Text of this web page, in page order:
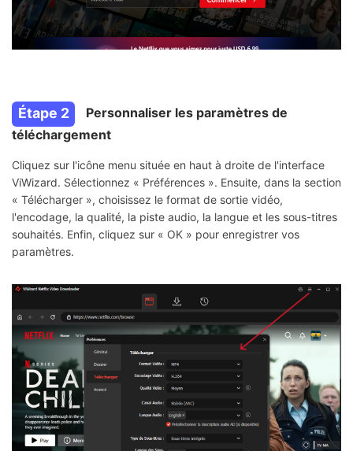
Étape 2
Personnaliser les paramètres de
téléchargement
Cliquez sur l'icône menu située en haut à droite de l'interface
ViWizard. Sélectionnez « Préférences ». Ensuite, dans la section
« Télécharger », choisissez le format de sortie vidéo,
l'encodage, la qualité, la piste audio, la langue et les sous-titres
souhaités. Enfin, cliquez sur « OK » pour enregistrer vos
paramètres.